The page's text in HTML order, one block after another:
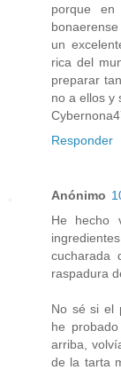
porque
un
rica del
preparar
no a ellos y
Responder
Anónimo
He hecho
cucharada
raspadura
No sé si el
he
arriba,
de la tarta